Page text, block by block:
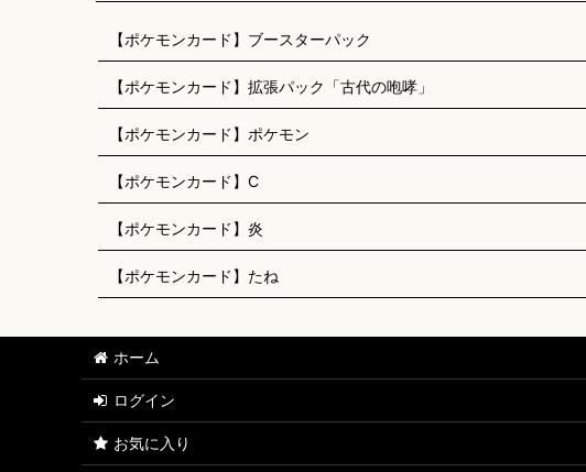
【ポケモンカード】ブースターパック
【ポケモンカード】拡張パック「古代の咆哮」
【ポケモンカード】ポケモン
【ポケモンカード】C
【ポケモンカード】炎
【ポケモンカード】たね
ホーム
ログイン
お気に入り